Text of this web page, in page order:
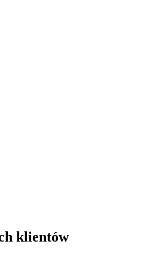
klientów